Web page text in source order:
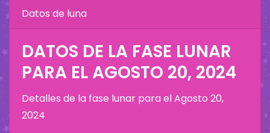
Datos de luna
DATOS DE LA FASE LUNAR
PARA EL AGOSTO 20, 2024
Detalles de la fase lunar para elAgosto 20,
2024